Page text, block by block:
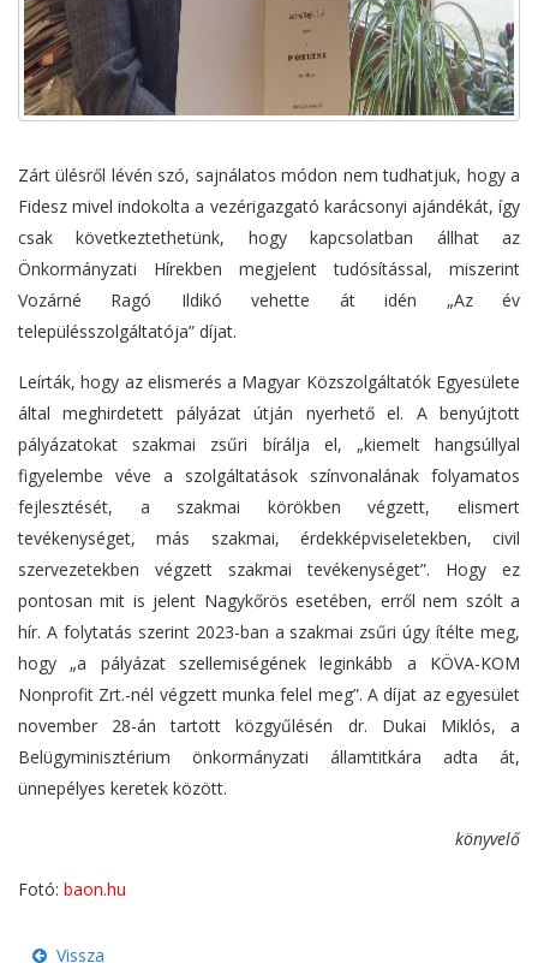
Zárt ülésről lévén szó, sajnálatos módon nem tudhatjuk, hogy a
Fidesz mivel indokolta a vezérigazgató karácsonyi ajándékát, így
csak következtethetünk, hogy kapcsolatban állhat az
Önkormányzati Hírekben megjelent tudósítással, miszerint
Vozárné Ragó Ildikó vehette át idén „Az év
településszolgáltatója” díjat.
Leírták, hogy az elismerés a Magyar Közszolgáltatók Egyesülete
által meghirdetett pályázat útján nyerhető el. A benyújtott
pályázatokat szakmai zsűri bírálja el, „kiemelt hangsúllyal
figyelembe véve a szolgáltatások színvonalának folyamatos
fejlesztését, a szakmai körökben végzett, elismert
tevékenységet, más szakmai, érdekképviseletekben, civil
szervezetekben végzett szakmai tevékenységet”. Hogy ez
pontosan mit is jelent Nagykőrös esetében, erről nem szólt a
hír. A folytatás szerint 2023-ban a szakmai zsűri úgy ítélte meg,
hogy „a pályázat szellemiségének leginkább a KÖVA-KOM
Nonprofit Zrt.-nél végzett munka felel meg”. A díjat az egyesület
november 28-án tartott közgyűlésén dr. Dukai Miklós, a
Belügyminisztérium önkormányzati államtitkára adta át,
ünnepélyes keretek között.
könyvelő
Fotó: baon.hu
Vissza